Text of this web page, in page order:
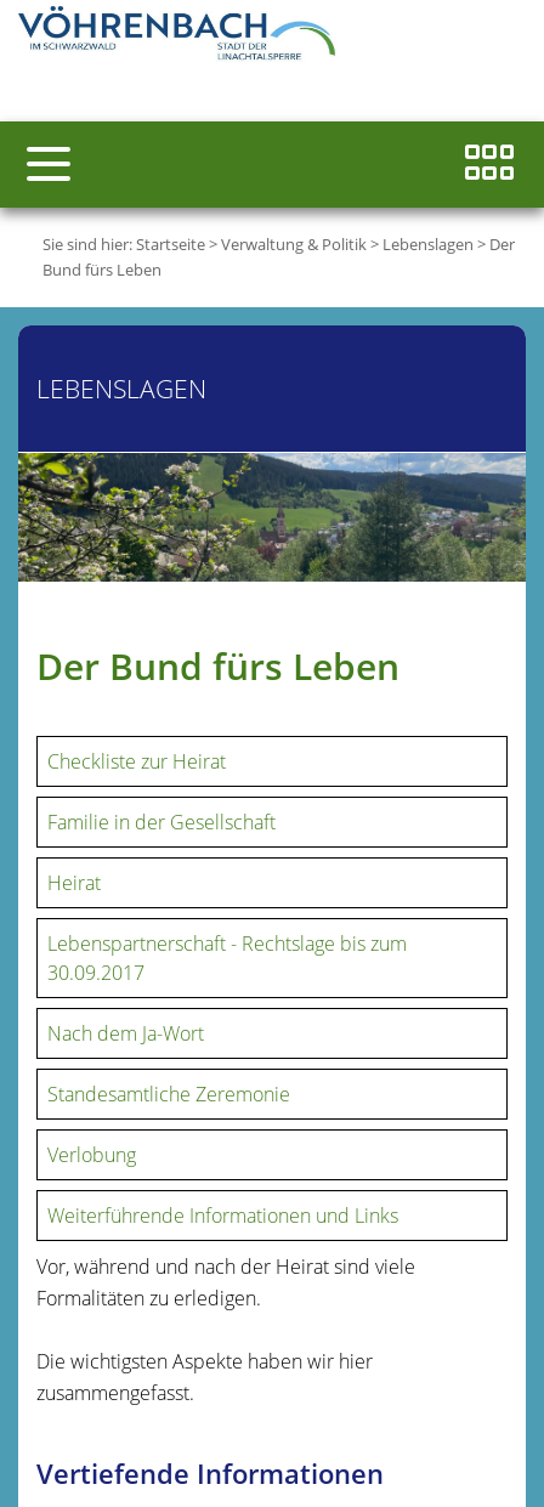
Sie sind hier:Startseite>Verwaltung & Politik> Lebenslagen > Der
Bund fürs Leben
LEBENSLAGEN
Der Bund fürs Leben
Checkliste zur Heirat
Familie in der Gesellschaft
Heirat
Lebenspartnerschaft - Rechtslage bis zum
30.09.2017
Nach dem Ja-Wort
Standesamtliche Zeremonie
Verlobung
Weiterführende Informationen und Links
Vor, während und nach der Heirat sind viele
Formalitäten zu erledigen.
Die wichtigsten Aspekte haben wir hier
zusammengefasst.
Vertiefende Informationen